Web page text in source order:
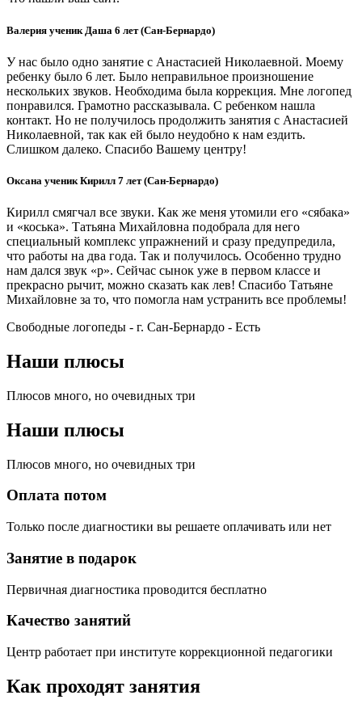
Валерия ученик Даша 6 лет (Сан-Бернардо)
У нас было одно занятие с Анастасией Николаевной. Моему
ребенку было 6 лет. Было неправильное произношение
нескольких звуков. Необходима была коррекция. Мне логопед
понравился. Грамотно рассказывала. С ребенком нашла
контакт. Но не получилось продолжить занятия с Анастасией
Николаевной, так как ей было неудобно к нам ездить.
Слишком далеко. Спасибо Вашему центру!
Оксана ученик Кирилл 7 лет (Сан-Бернардо)
Кирилл смягчал все звуки. Как же меня утомили его «сябака»
и «коська». Татьяна Михайловна подобрала для него
специальный комплекс упражнений и сразу предупредила,
что работы на два года. Так и получилось. Особенно трудно
нам дался звук «р». Сейчас сынок уже в первом классе и
прекрасно рычит, можно сказать как лев! Спасибо Татьяне
Михайловне за то, что помогла нам устранить все проблемы!
Свободные логопеды - г. Сан-Бернардо - Есть
Наши плюсы
Плюсов много, но очевидных три
Наши плюсы
Плюсов много, но очевидных три
Оплата потом
Только после диагностики вы решаете оплачивать или нет
Занятие в подарок
Первичная диагностика проводится бесплатно
Качество занятий
Центр работает при институте коррекционной педагогики
Как проходят занятия